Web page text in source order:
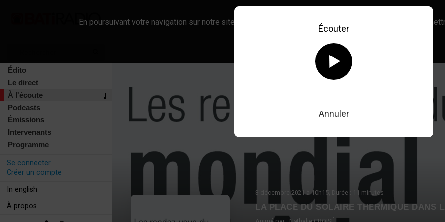
Édito
Le direct
À l'écoute
Podcasts
Émissions
Intervenants
Programme
Se connecter
Créer un compte
In english
À propos
Retour au direct
3 décembre 2021à 10h15 , Durée : 11 minutes
LA PLACE DU SOLAIRE THERMIQUE DANS
En poursuivant votre navigation sur notre site, vous acceptez l’utilisation de cookies afin de nous
Écouter
Annuler